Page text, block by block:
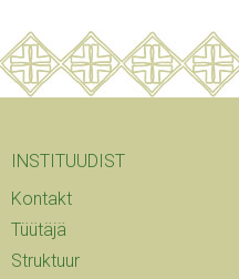
INSTITUUDIST
Kontakt
Tüütäjä
Struktuur